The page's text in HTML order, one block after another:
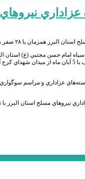
نيروهاي مسلح
امام حسن مجتبي(ع)، ساعت 8:30 صبح روز
عزاداري و مراسم
نيروهاي مسلح استان البرز